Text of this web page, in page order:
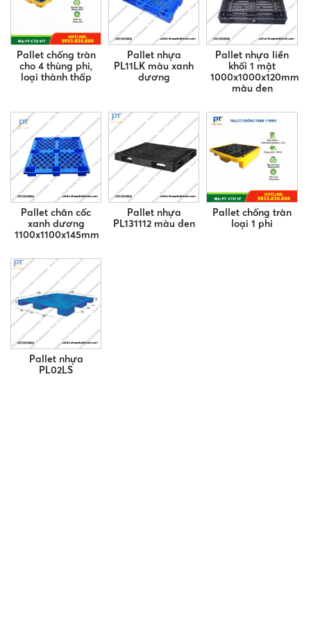
Pallet chống tràn
cho 4 thùng phi,
loại thành thấp
Pallet nhựa
PL11LK màu xanh
dương
Pallet nhựa liền
khối 1 mặt
1000x1000x120mm
màu đen
Pallet chân cốc
xanh dương
1100x1100x145mm
Pallet nhựa
PL131112 màu đen
Pallet chống tràn
loại 1 phi
Pallet nhựa
PL02LS